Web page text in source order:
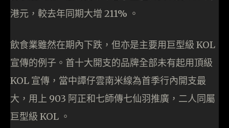
港元，較去年同期大增 211% 。
飲食業雖然在期內下跌，但亦是主要用巨型級 KOL
宣傳的例子。首十大開支的品牌全部未有起用頂級
KOL 宣傳，當中譚仔雲南米線為首季行內開支最
大，用上 903 阿正和七師傳七仙羽推廣，二人同屬
巨型級 KOL 。